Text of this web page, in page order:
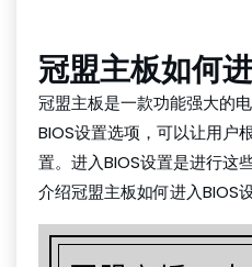
冠盟主板如何
冠盟主板是一款功能强大的
BIOS设置选项，可以让用户
置。进入BIOS设置是进行这
介绍冠盟主板如何进入BIOS设